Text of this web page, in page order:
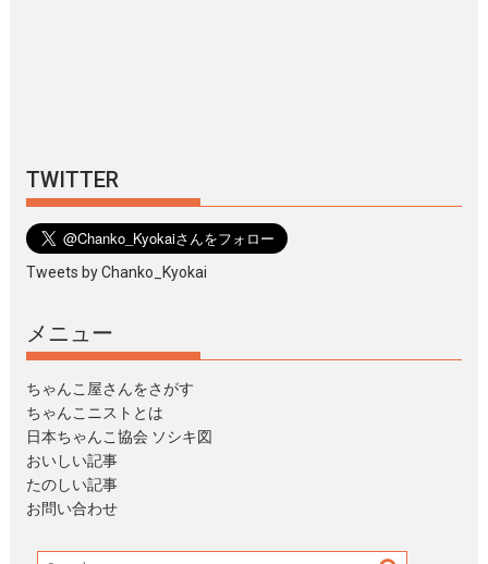
TWITTER
Tweets by Chanko_Kyokai
メニュー
ちゃんこ屋さんをさがす
ちゃんこニストとは
日本ちゃんこ協会 ソシキ図
おいしい記事
たのしい記事
お問い合わせ